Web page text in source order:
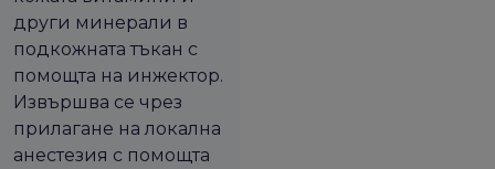
други минерали в
подкожната тъкан с
помощта на инжектор.
Извършва се чрез
прилагане на локална
анестезия с помощта